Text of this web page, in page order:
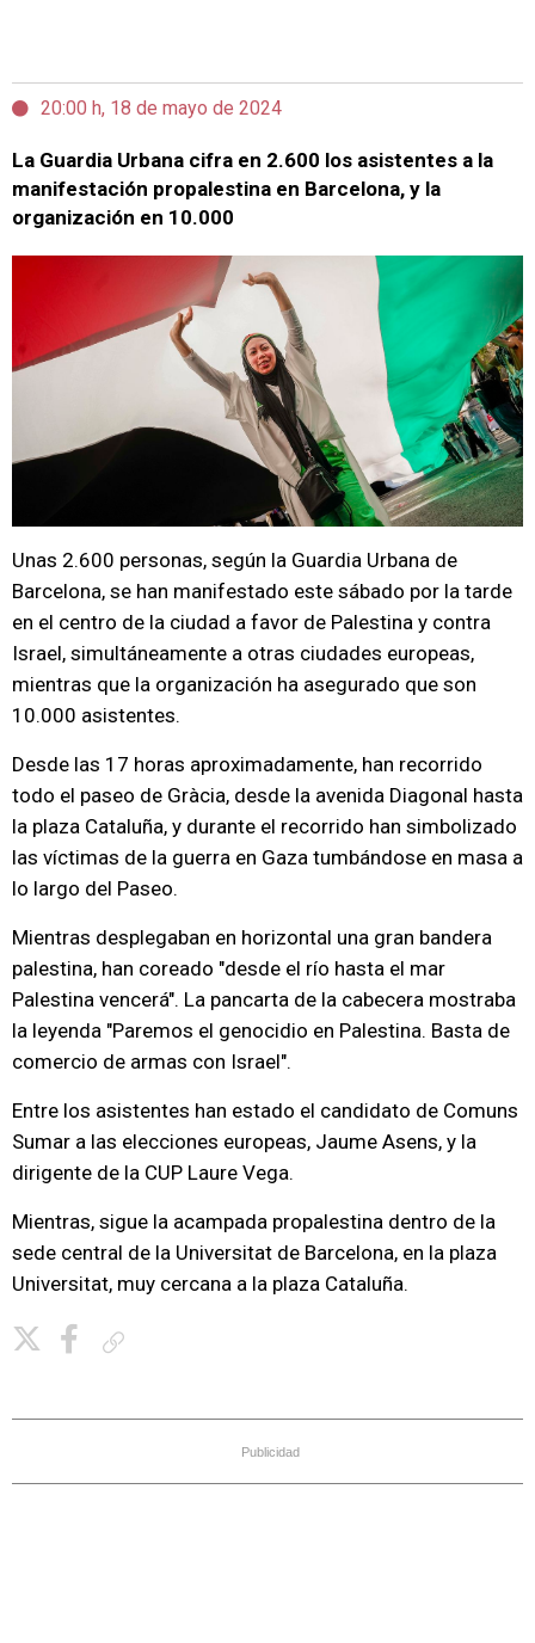
20:00 h, 18 de mayo de 2024
La Guardia Urbana cifra en 2.600 los asistentes a la
manifestación propalestina en Barcelona, y la
organización en 10.000
Unas 2.600 personas, según la Guardia Urbana de
Barcelona, se han manifestado este sábado por la tarde
en el centro de la ciudad a favor de Palestina y contra
Israel, simultáneamente a otras ciudades europeas,
mientras que la organización ha asegurado que son
10.000 asistentes.
Desde las 17 horas aproximadamente, han recorrido
todo el paseo de Gràcia, desde la avenida Diagonal hasta
la plaza Cataluña, y durante el recorrido han simbolizado
las víctimas de la guerra en Gaza tumbándose en masa a
lo largo del Paseo.
Mientras desplegaban en horizontal una gran bandera
palestina, han coreado "desde el río hasta el mar
Palestina vencerá". La pancarta de la cabecera mostraba
la leyenda "Paremos el genocidio en Palestina. Basta de
comercio de armas con Israel".
Entre los asistentes han estado el candidato de Comuns
Sumar a las elecciones europeas, Jaume Asens, y la
dirigente de la CUP Laure Vega.
Mientras, sigue la acampada propalestina dentro de la
sede central de la Universitat de Barcelona, en la plaza
Universitat, muy cercana a la plaza Cataluña.
Publicidad